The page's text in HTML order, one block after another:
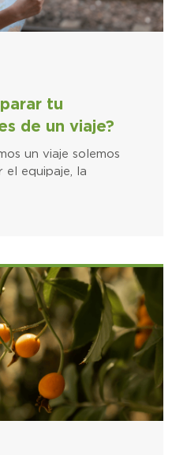
tu
de un viaje?
un viaje solemos
el equipaje, la